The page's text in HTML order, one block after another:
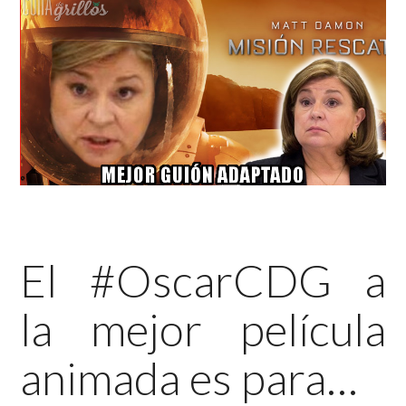
El #OscarCDG a
la mejor película
animada es para…